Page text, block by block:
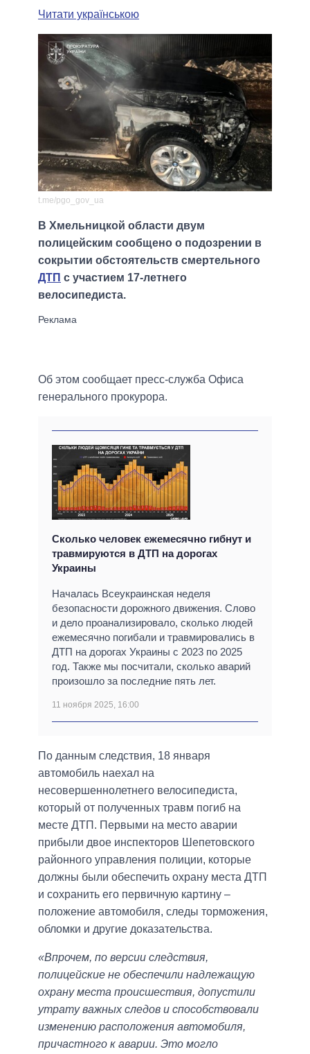
Читати українською
t.me/pgo_gov_ua
В Хмельницкой области двум
полицейским сообщено о подозрении в
сокрытии обстоятельств смертельного
ДТП с участием 17-летнего
велосипедиста.
Об этом сообщает пресс-служба Офиса
генерального прокурора.
Сколько человек ежемесячно гибнут и
травмируются в ДТП на дорогах
Украины
Началась Всеукраинская неделя
безопасности дорожного движения. Слово
и дело проанализировало, сколько людей
ежемесячно погибали и травмировались в
ДТП на дорогах Украины с 2023 по 2025
год. Также мы посчитали, сколько аварий
произошло за последние пять лет.
11 ноября 2025, 16:00
По данным следствия, 18 января
автомобиль наехал на
несовершеннолетнего велосипедиста,
который от полученных травм погиб на
месте ДТП. Первыми на место аварии
прибыли двое инспекторов Шепетовского
районного управления полиции, которые
должны были обеспечить охрану места ДТП
и сохранить его первичную картину –
положение автомобиля, следы торможения,
обломки и другие доказательства.
«Впрочем, по версии следствия,
полицейские не обеспечили надлежащую
охрану места происшествия, допустили
утрату важных следов и способствовали
изменению расположения автомобиля,
причастного к аварии. Это могло